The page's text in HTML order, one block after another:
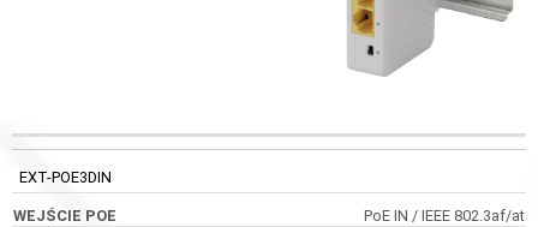
EXT-POE3DIN
PoE IN / IEEE 802.3af/at